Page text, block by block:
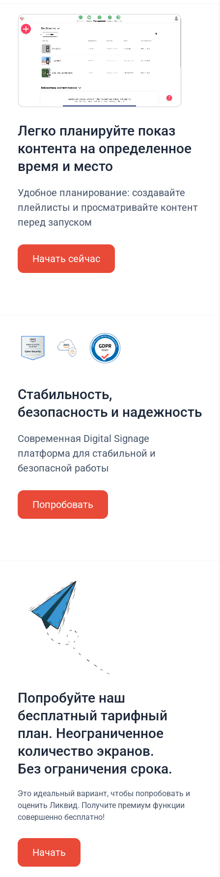
Легко планируйте показ
контента на определенное
время и место
Удобное планирование: создавайте
плейлисты и просматривайте контент
перед запуском
Начать сейчас
Стабильность,
безопасность и надежность
Современная Digital Signage
платформа для стабильной и
безопасной работы
Попробовать
Попробуйте наш
бесплатный тарифный
план. Неограниченное
количество экранов.
Без ограничения срока.
Это идеальный вариант, чтобы попробовать и
оценить Ликвид. Получите премиум функции
совершенно бесплатно!
Начать